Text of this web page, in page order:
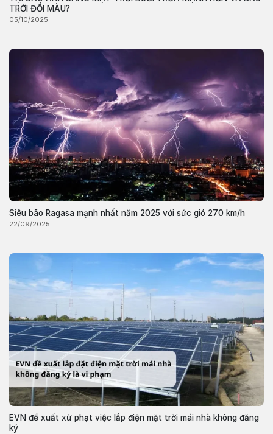
TRỜI ĐỔI MÀU?
05/10/2025
Siêu bão Ragasa mạnh nhất năm 2025 với sức gió 270 km/h
22/09/2025
EVN đề xuất xử phạt việc lắp điện mặt trời mái nhà không đăng
ký